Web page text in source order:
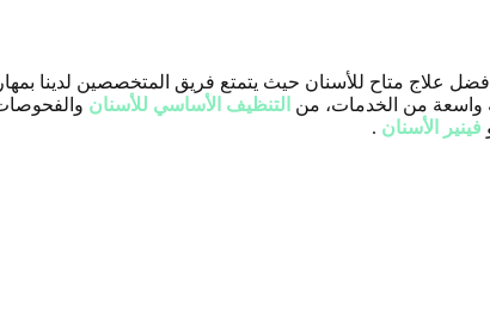
علاج متاح للأسنان حيث يتمتع فريق المتخصصين لدينا
واسعة من الخدمات، من التنظيف الأساسي للأسنان
فينير الأسنان .